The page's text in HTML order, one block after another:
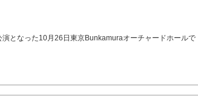
となった10月26日東京Bunkamuraオーチャードホールで